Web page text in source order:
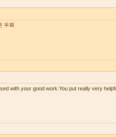
우회
with your good work.You put really very